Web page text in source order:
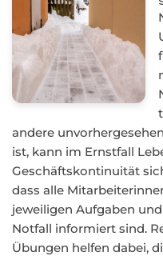
andere
ist, kann im Ernstfall
Geschäftskontinuität
dass alle
jeweiligen Aufgaben
Notfall informiert sind.
Übungen helfen dabei,